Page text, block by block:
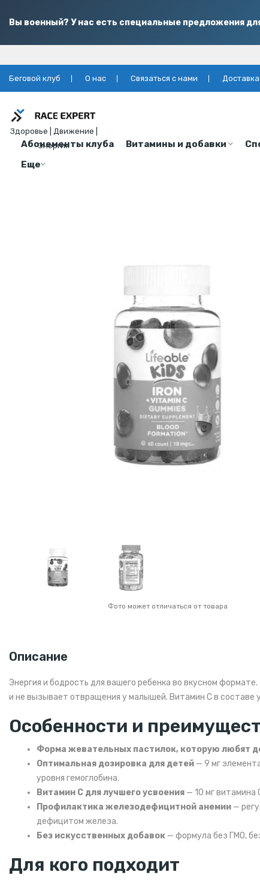
Вы военный? У нас есть специальные предложения
Беговой клуб О нас Связаться с нами
Здоровье | Движение |
Энергия
Абонементы клуба Витамины и добавки
Еще
Фото может отличаться от товара
Описание
Энергия и бодрость для вашего ребенка во вкусном формате.
и не вызывает отвращения у малышей. Витамин С в составе
Особенности и
Форма жевательных пастилок, которую любят
Оптимальная дозировка для детей — 9 мг
уровня гемоглобина.
Витамин С для лучшего усвоения — 10 мг
Профилактика железодефицитной анемии —
дефицитом железа.
Без искусственных добавок — формула без ГМО,
Для кого подходит